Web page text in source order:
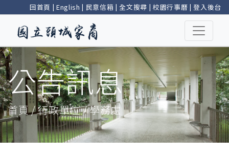
回首頁 | English | 民意信箱 |全文搜尋 | 校園行事曆 |登入後台
公告訊息
首頁 / 行政單位 / 學務處